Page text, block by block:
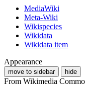
MediaWiki
Meta-Wiki
Wikispecies
Wikidata
Wikidata item
Appearance
move to sidebar hide
From Wikimedia